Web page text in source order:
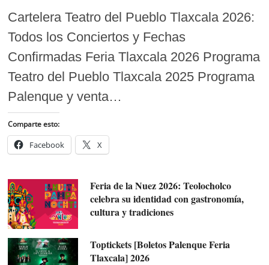
Cartelera Teatro del Pueblo Tlaxcala 2026:
Todos los Conciertos y Fechas
Confirmadas Feria Tlaxcala 2026 Programa
Teatro del Pueblo Tlaxcala 2025 Programa
Palenque y venta…
Comparte esto:
Facebook X
Feria de la Nuez 2026: Teolocholco
celebra su identidad con gastronomía,
cultura y tradiciones
Toptickets [Boletos Palenque Feria
Tlaxcala] 2026